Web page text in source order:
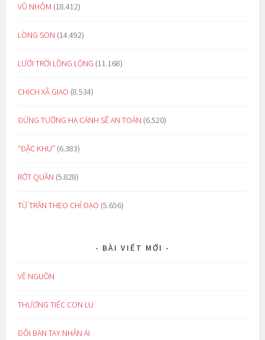
VŨ NHÔM (18.412)
LÒNG SON (14.492)
LƯỚI TRỜI LỒNG LỘNG (11.168)
CHỊCH XÃ GIAO (8.534)
ĐỪNG TƯỞNG HẠ CÁNH SẼ AN TOÀN (6.520)
“ĐẶC KHU” (6.383)
RỚT QUẦN (5.828)
TỪ TRẦN THEO CHỈ ĐẠO (5.656)
BÀI VIẾT MỚI
VỀ NGUỒN
THƯƠNG TIẾC CON LU
ĐÔI BÀN TAY NHÂN ÁI